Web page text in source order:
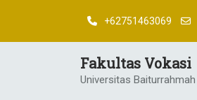
content
+62751463069
Fakultas Vokasi
Universitas Baiturrahmah